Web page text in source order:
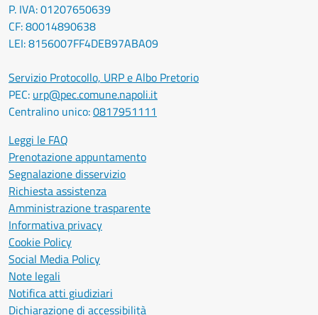
P. IVA: 01207650639
CF: 80014890638
LEI: 8156007FF4DEB97ABA09
Servizio Protocollo, URP e Albo Pretorio
PEC: urp@pec.comune.napoli.it
Centralino unico:0817951111
Leggi le FAQ
Prenotazione appuntamento
Segnalazione disservizio
Richiesta assistenza
Amministrazione trasparente
Informativa privacy
Cookie Policy
Social Media Policy
Note legali
Notifica atti giudiziari
Dichiarazione di accessibilità